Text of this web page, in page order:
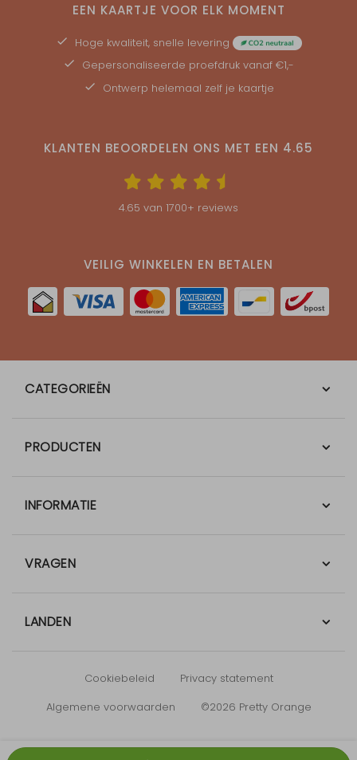
EEN KAARTJE VOOR ELK MOMENT
Hoge kwaliteit, snelle levering
Gepersonaliseerde proefdruk vanaf €1,-
Ontwerp helemaal zelf je kaartje
KLANTEN BEOORDELEN ONS MET EEN 4.65
4.65 van 1700+ reviews
VEILIG WINKELEN EN BETALEN
CATEGORIEËN
PRODUCTEN
INFORMATIE
VRAGEN
LANDEN
Cookiebeleid
Privacy statement
Algemene voorwaarden
©2026 Pretty Orange